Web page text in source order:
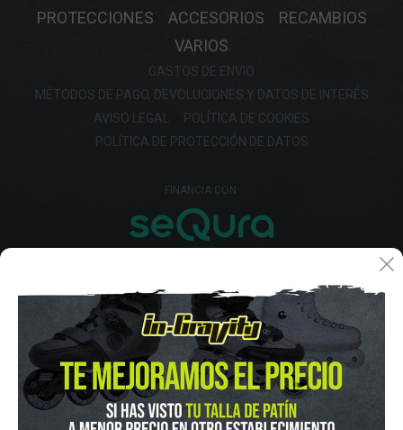
PROTECCIONES
ACCESORIOS
RECAMBIOS
VARIOS
GASTOS DE ENVIO
MÉTODOS DE PAGO, DEVOLUCIONES Y DATOS DE INTERÉS
AVISO LEGAL
POLÍTICA DE COOKIES
POLÍTICA DE PROTECCIÓN DE DATOS
FINANCIA CON: